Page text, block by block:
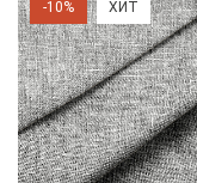
-10% ХИТ